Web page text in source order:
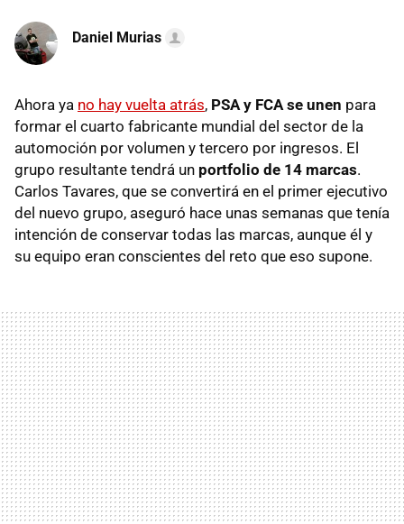
Daniel Murias
Ahora ya no hay vuelta atrás, PSA y FCA se unen para
formar el cuarto fabricante mundial del sector de la
automoción por volumen y tercero por ingresos. El
grupo resultante tendrá un portfolio de 14 marcas.
Carlos Tavares, que se convertirá en el primer ejecutivo
del nuevo grupo, aseguró hace unas semanas que tenía
intención de conservar todas las marcas, aunque él y
su equipo eran conscientes del reto que eso supone.